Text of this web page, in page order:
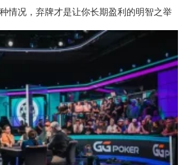
情况，弃牌才是让你长期盈利的明智之举